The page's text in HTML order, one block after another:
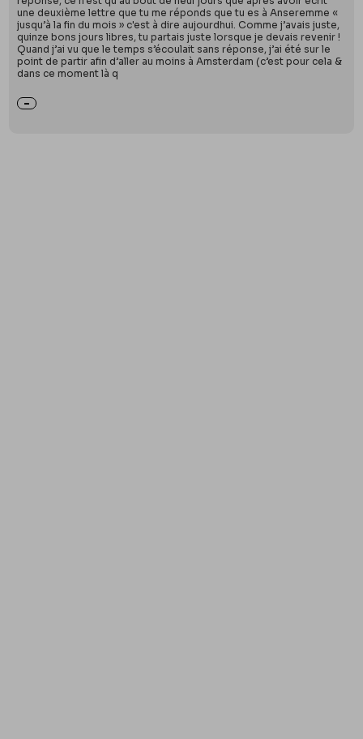
une deuxième lettre que tu me réponds que tu es à Anseremme «
jusqu’à la fin du mois » c'est à dire aujourdhui. Comme j’avais juste,
quinze bons jours libres, tu partais juste lorsque je devais revenir !
Quand j’ai vu que le temps s’écoulait sans réponse, j’ai été sur le
point de partir afin d’aller au moins à Amsterdam (c’est pour cela &
dans ce moment là q